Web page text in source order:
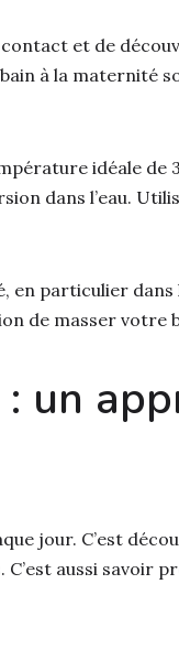
et de
à la maternité
idéale
dans l’eau.
en particulier
de masser
un
jour. C’est
aussi savoir